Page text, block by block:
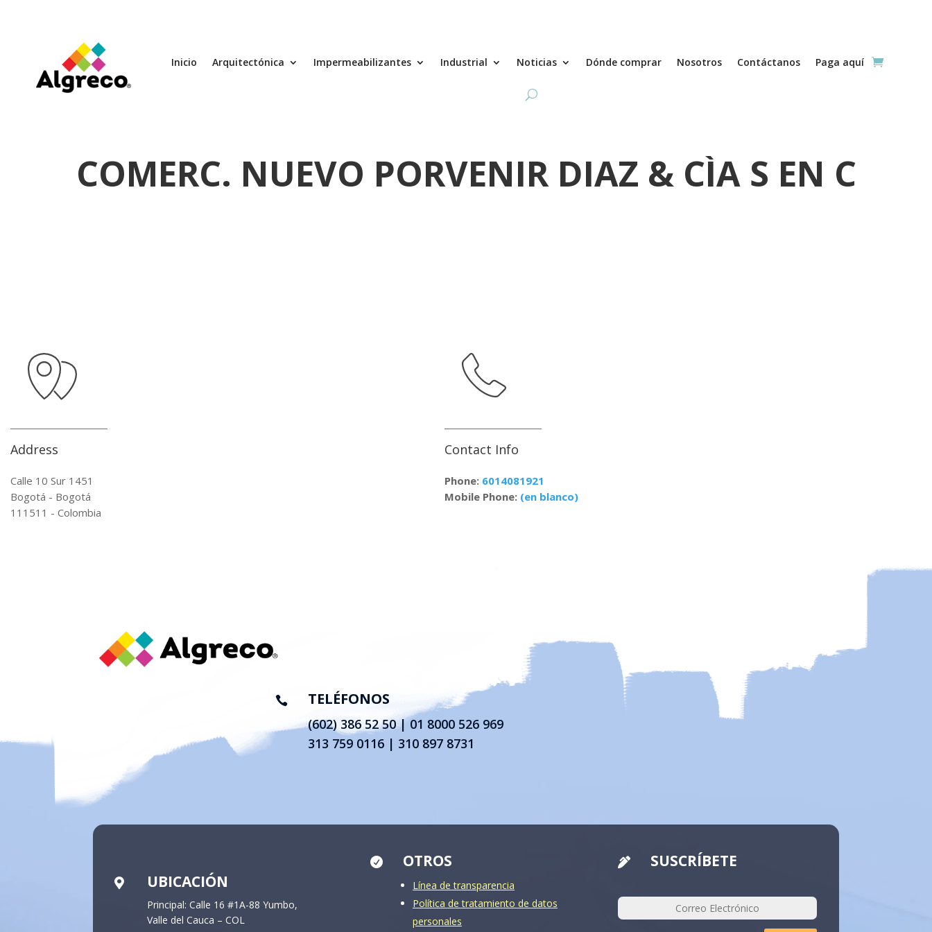
Inicio Arquitectónica Impermeabilizantes Industrial Noticias Dónde comprar Nosotros Contáctanos Paga aquí
COMERC. NUEVO PORVENIR DIAZ & CÌA S EN C
Address
Calle 10 Sur 1451
Bogotá - Bogotá
111511 - Colombia
Contact Info
Phone: 6014081921
Mobile Phone: (en blanco)
 TELÉFONOS
(602) 386 52 50| 01 8000 526 969
313 759 0116 | 310 897 8731
 UBICACIÓN
Principal: Calle 16 #1A-88 Yumbo,
Valle del Cauca – COL
 OTROS
Línea de transparencia
Política de tratamiento de datos
personales
 SUSCRÍBETE